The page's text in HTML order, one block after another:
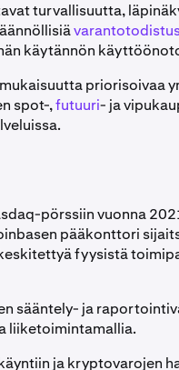
turvallisuutta,
käytännön
priorisoivaa
spot-,futuuri- ja
pörssiin vuonna
pääkonttori
fyysistä
sääntely- ja
liiketoimintamallia.
ja kryptovarojen